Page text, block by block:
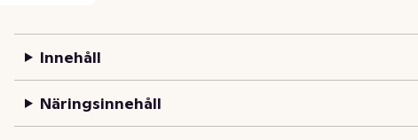
Innehåll
Näringsinnehåll